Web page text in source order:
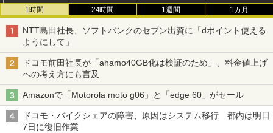
1時間 24時間 1週間 1カ月
NTT島田社長、ソフトバンクのセブン出資に「dポイント使える
ようにして」
ドコモ前田社長が「ahamo40GB化は検証のため」、料金値上げ
への考え方にも言及
Amazonで「Motorola moto g06」と「edge 60」がセール
ドコモ・バイクシェアの障害、原因はシステム移行 都内は明日
7日に復旧作業